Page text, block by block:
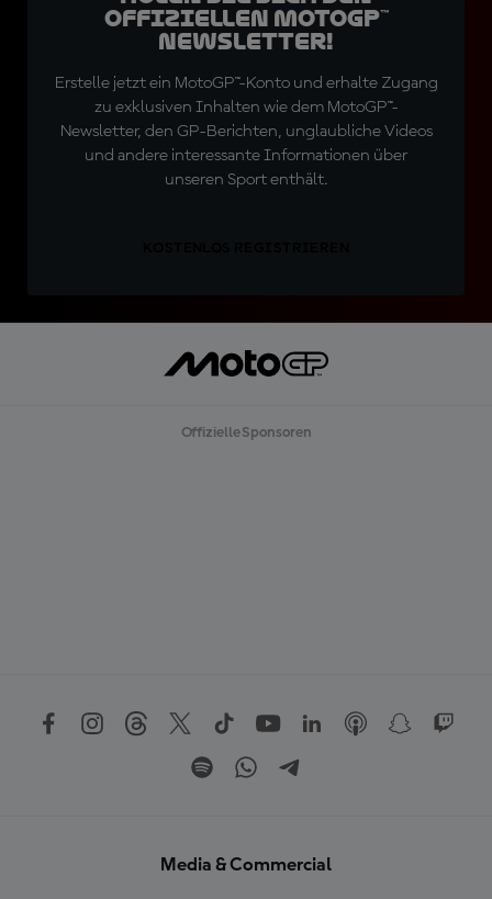
offiziellen MotoGP™
Newsletter!
Erstelle jetzt ein MotoGP™-Konto und erhalte Zugang
zu exklusiven Inhalten wie dem MotoGP™-
Newsletter, den GP-Berichten, unglaubliche Videos
und andere interessante Informationen über
unseren Sport enthält.
Offizielle Sponsoren
Media & Commercial